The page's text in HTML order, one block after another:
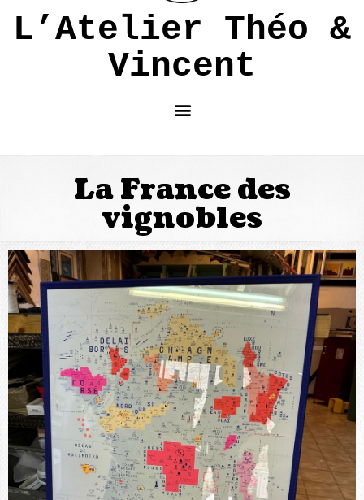
L’Atelier Théo &
Vincent
La France des
vignobles